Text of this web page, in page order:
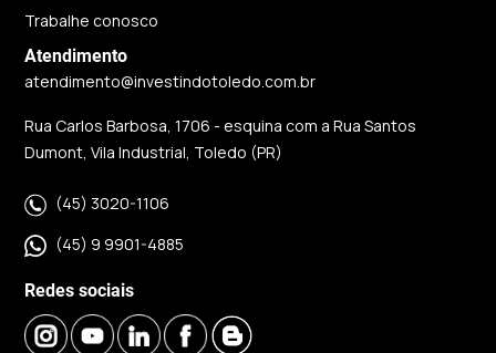
Trabalhe conosco
Atendimento
atendimento@investindotoledo.com.br
Rua Carlos Barbosa, 1706 - esquina com a Rua Santos
Dumont, Vila Industrial, Toledo (PR)
(45) 3020-1106
(45) 9 9901-4885
Redes sociais